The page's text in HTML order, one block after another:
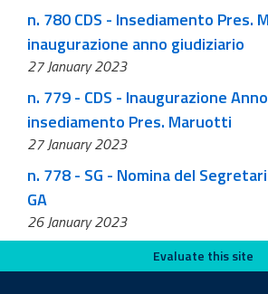
n. 780 CDS - Insediamento Pres.
inaugurazione anno giudiziario
27 January 2023
n. 779 - CDS - Inaugurazione
insediamento Pres. Maruotti
27 January 2023
n. 778 - SG - Nomina del
GA
26 January 2023
Evaluate this siteEvaluate this site